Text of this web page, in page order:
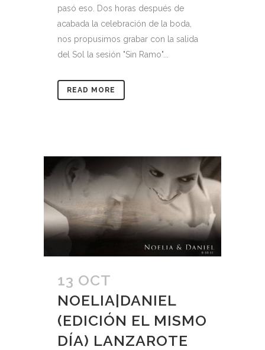
pasó eso. Dos horas después de
acabada la celebración de la boda,
nos propusimos grabar con la salida
del Sol la sesión "Sin Ramo"...
READ MORE
13 OCT
NOELIA|DANIEL
(EDICIÓN EL MISMO
DÍA) LANZAROTE